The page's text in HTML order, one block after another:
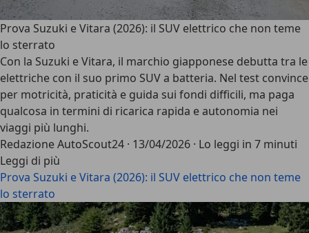
Prova Suzuki e Vitara (2026): il SUV elettrico che non teme
lo sterrato
Con la Suzuki e Vitara, il marchio giapponese debutta tra le
elettriche con il suo primo SUV a batteria. Nel test convince
per motricità, praticità e guida sui fondi difficili, ma paga
qualcosa in termini di ricarica rapida e autonomia nei
viaggi più lunghi.
Redazione AutoScout24 · 13/04/2026 · Lo leggi in 7 minuti
Leggi di più
Prova Suzuki e Vitara (2026): il SUV elettrico che non teme
lo sterrato